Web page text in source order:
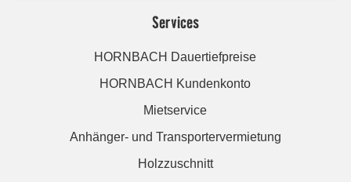
Services
HORNBACH Dauertiefpreise
HORNBACH Kundenkonto
Mietservice
Anhänger- und Transportervermietung
Holzzuschnitt